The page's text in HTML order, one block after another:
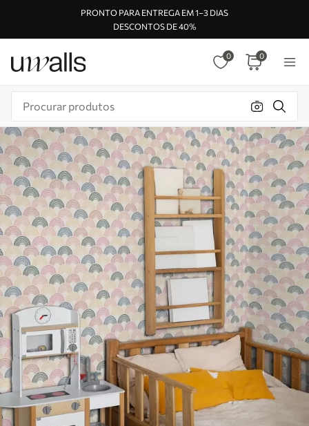
PRONTO PARA ENTREGA EM 1–3 DIAS
DESCONTOS DE 40%
0 0